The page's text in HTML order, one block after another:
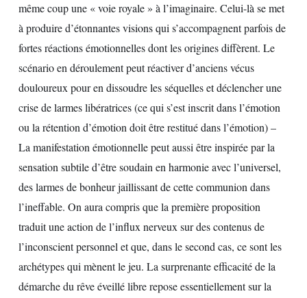
même coup une « voie royale » à l’imaginaire. Celui-là se met
à produire d’étonnantes visions qui s’accompagnent parfois de
fortes réactions émotionnelles dont les origines diffèrent. Le
scénario en déroulement peut réactiver d’anciens vécus
douloureux pour en dissoudre les séquelles et déclencher une
crise de larmes libératrices (ce qui s’est inscrit dans l’émotion
ou la rétention d’émotion doit être restitué dans l’émotion) –
La manifestation émotionnelle peut aussi être inspirée par la
sensation subtile d’être soudain en harmonie avec l’universel,
des larmes de bonheur jaillissant de cette communion dans
l’ineffable. On aura compris que la première proposition
traduit une action de l’influx nerveux sur des contenus de
l’inconscient personnel et que, dans le second cas, ce sont les
archétypes qui mènent le jeu. La surprenante efficacité de la
démarche du rêve éveillé libre repose essentiellement sur la